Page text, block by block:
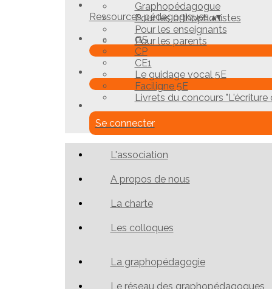
Graphopédagogue
Pour les orthophonistes
Pour les enseignants
Pour les parents
Ressources pédagogiques▴▾
GS
CP
CE1
Le guidage vocal 5E
Faciligne 5E
Livrets du concours "L'écriture
Se connecter
L'association
A propos de nous
La charte
Les colloques
La graphopédagogie
Le réseau des graphopédagogues